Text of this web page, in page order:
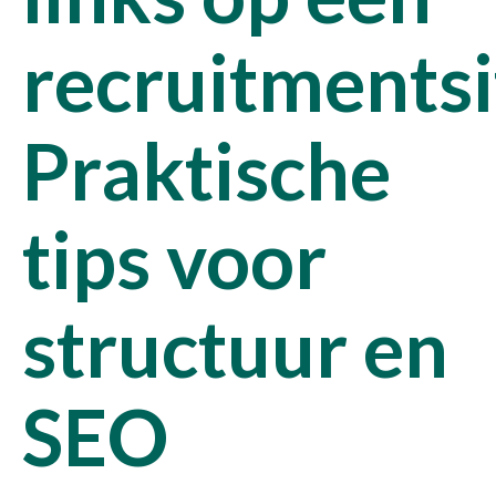
Praktische
tips voor
structuur en
SEO